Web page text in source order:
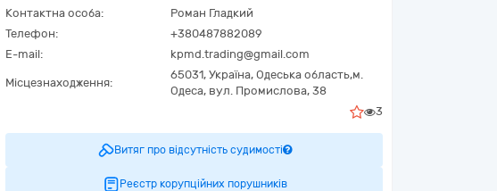
Контактна особа:
Роман Гладкий
Телефон:
+380487882089
E-mail:
kpmd.trading@gmail.com
Місцезнаходження:
65031, Україна, Одеська область,м.
Одеса, вул. Промислова, 38
3
Витяг про відсутність судимості
Реєстр корупційних порушників